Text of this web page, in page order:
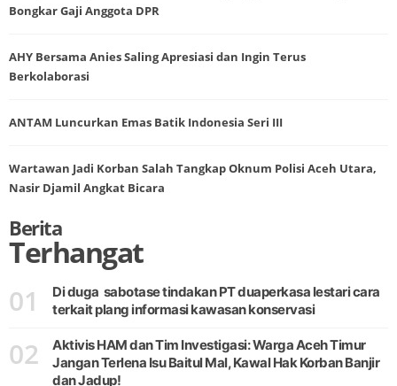
Bongkar Gaji Anggota DPR
AHY Bersama Anies Saling Apresiasi dan Ingin Terus
Berkolaborasi
ANTAM Luncurkan Emas Batik Indonesia Seri III
Wartawan Jadi Korban Salah Tangkap Oknum Polisi Aceh Utara,
Nasir Djamil Angkat Bicara
Berita
Terhangat
01
Di duga sabotase tindakan PT duaperkasa lestari cara
terkait plang informasi kawasan konservasi
02
Aktivis HAM dan Tim Investigasi: Warga Aceh Timur
Jangan Terlena Isu Baitul Mal, Kawal Hak Korban Banjir
dan Jadup!